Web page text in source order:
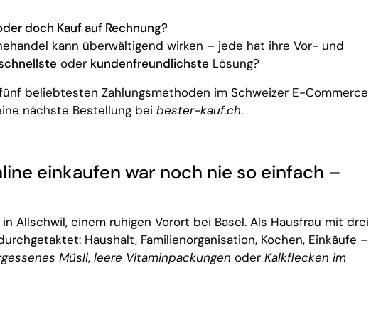
doch Kauf auf Rechnung?
kann überwältigend wirken – jede hat ihre Vor- und
oder kundenfreundlichste Lösung?
beliebtesten Zahlungsmethoden im Schweizer E-
nächste Bestellung bei bester-kauf.ch.
einkaufen war noch nie so einfach –
Allschwil, einem ruhigen Vorort bei Basel. Als Hausfrau mit drei
Haushalt, Familienorganisation, Kochen, Einkäufe –
Müsli, leere Vitaminpackungen oder Kalkflecken im